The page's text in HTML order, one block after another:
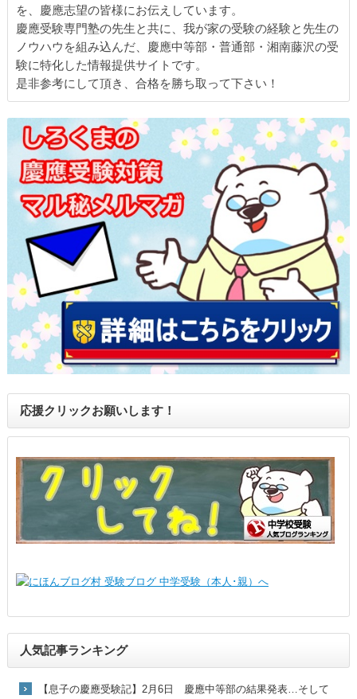
を、慶應志望の皆様にお伝えしています。
慶應受験専門塾の先生と共に、我が家の受験の経験と先生の
ノウハウを組み込んだ、慶應中等部・普通部・湘南藤沢の受
験に特化した情報提供サイトです。
是非参考にして頂き、合格を勝ち取って下さい！
応援クリックお願いします！
人気記事ランキング
【息子の慶應受験記】2月6日 慶應中等部の結果発表…そして